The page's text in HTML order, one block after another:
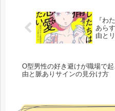
『わ
あら
由と
O型男性の好き避けが職場で
由と脈ありサインの見分け方